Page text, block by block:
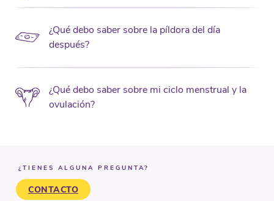
¿Qué debo saber sobre la píldora del día
después?
¿Qué debo saber sobre mi ciclo menstrual y la
ovulación?
¿TIENES ALGUNA PREGUNTA?
CONTACTO